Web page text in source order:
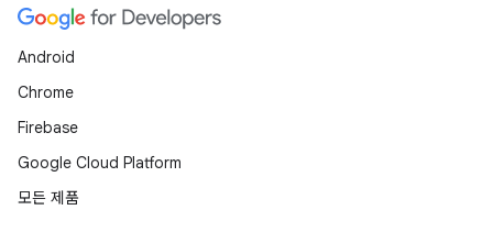
Android
Chrome
Firebase
Google Cloud Platform
모든 제품